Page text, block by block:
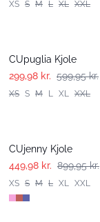
XS S M L XL XXL
CUpuglia Kjole
299,98 kr. 599,95 kr.
XS S M L XL XXL
CUjenny Kjole
449,98 kr. 899,95 kr.
XS S M L XL XXL